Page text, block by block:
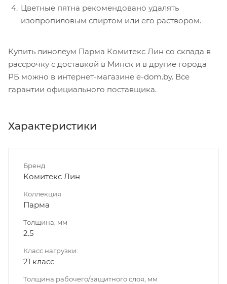
Цветные пятна рекомендовано удалять
изопропиловым спиртом или его раствором.
Купить линолеум Парма Комитекс Лин со склада в
рассрочку с доставкой в Минск и в другие города
РБ можно в интернет-магазине e-dom.by. Все
гарантии официального поставщика.
Характеристики
Бренд
Комитекс Лин
Коллекция
Парма
Толщина, мм
2.5
Класс нагрузки:
21 класс
Толщина рабочего/защитного слоя, мм